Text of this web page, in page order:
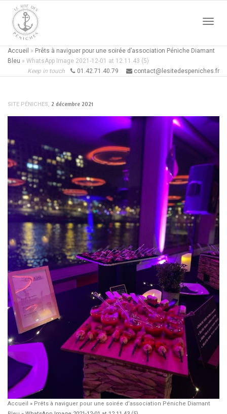
Accueil » Prêts à naviguer pour une soirée d’association Péniche Diamant
Bleu » WhatsApp Image 2021-12-01 at 12.11.43 (5)
Keep in touch
01.42.71.40.79 contact@lesitedespeniches.fr
SITE PÉNICHES, 2 décembre 2021
Accueil » Prêts à naviguer pour une soirée d’association Péniche Diamant